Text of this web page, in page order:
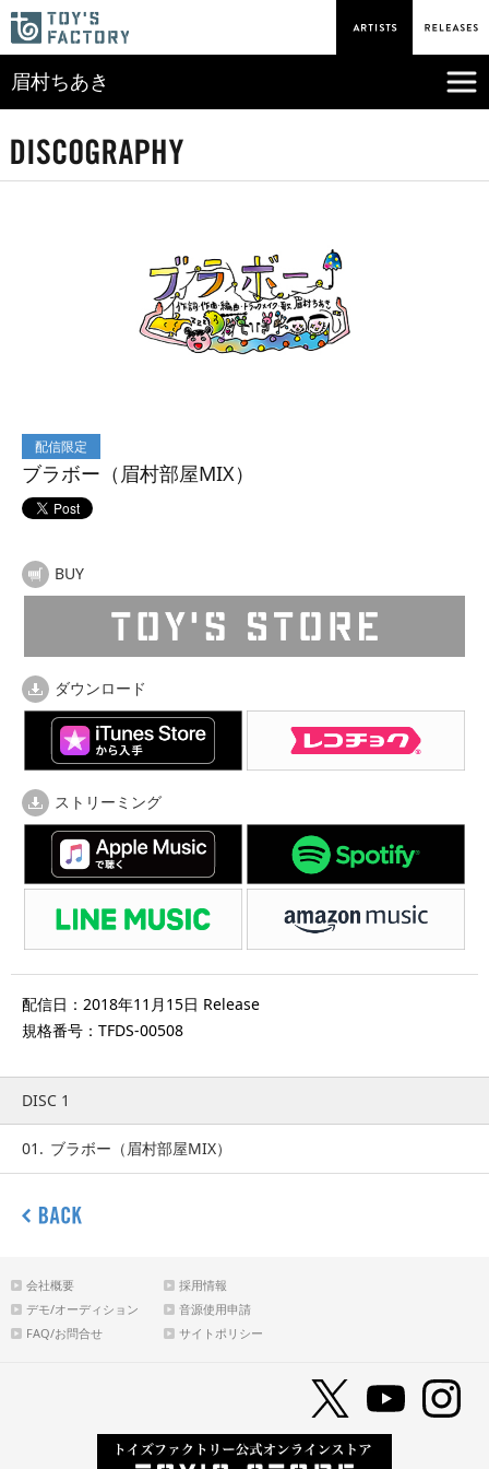
眉村ちあき
配信限定
ブラボー（眉村部屋MIX）
BUY
ダウンロード
ストリーミング
配信日：2018年11月15日 Release
規格番号：TFDS-00508
DISC 1
01. ブラボー（眉村部屋MIX）
会社概要
採用情報
デモ/オーディション
音源使用申請
FAQ/お問合せ
サイトポリシー